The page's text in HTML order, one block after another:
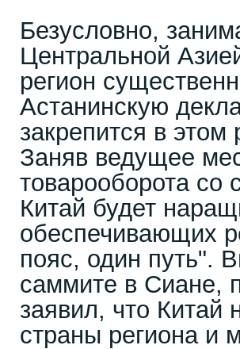
Безусловно,
Центральной
регион
Астанинскую
закрепится в
Заняв ведущее
товарооборота со
Китай будет
обеспечивающих
пояс, один путь".
саммите в Сиане,
заявил, что Китай
страны региона и